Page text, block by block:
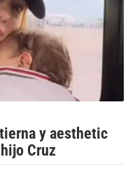
y aesthetic
Cruz